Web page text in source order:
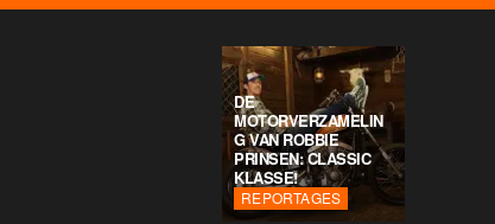
DE
MOTORVERZAMELIN
G VAN ROBBIE
PRINSEN: CLASSIC
KLASSE!
REPORTAGES